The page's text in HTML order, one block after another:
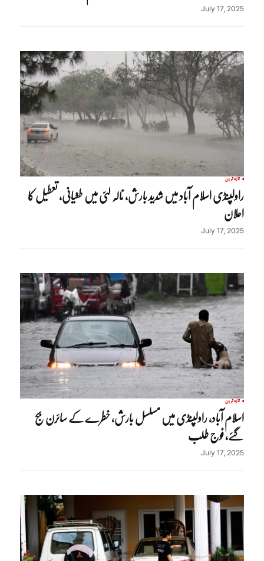
July 17, 2025
تازہ ترین
راولپنڈی اسلام آباد میں شدید بارش، نالہ لئی میں طغیانی، تعطیل کا
اعلان
July 17, 2025
تازہ ترین
اسلام آباد، راولپنڈی میں مسلسل بارش، خطرے کے سائرن بج
گئے، فوج طلب
July 17, 2025